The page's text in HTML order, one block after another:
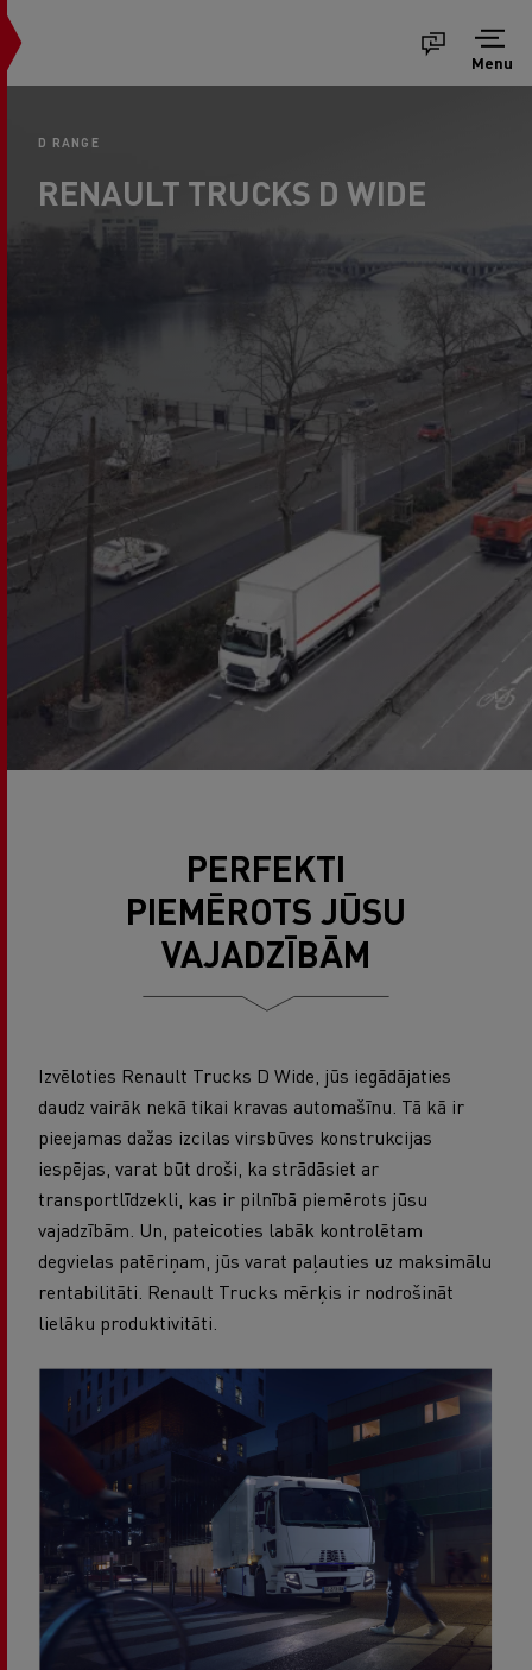
Menu
D RANGE
RENAULT TRUCKS D WIDE
PERFEKTI
PIEMĒROTS JŪSU
VAJADZĪBĀM
Izvēloties Renault Trucks D Wide, jūs iegādājaties
daudz vairāk nekā tikai kravas automašīnu. Tā kā ir
pieejamas dažas izcilas virsbūves konstrukcijas
iespējas, varat būt droši, ka strādāsiet ar
transportlīdzekli, kas ir pilnībā piemērots jūsu
vajadzībām. Un, pateicoties labāk kontrolētam
degvielas patēriņam, jūs varat paļauties uz maksimālu
rentabilitāti. Renault Trucks mērķis ir nodrošināt
lielāku produktivitāti.